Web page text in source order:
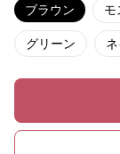
ブラウン モ
グリーン